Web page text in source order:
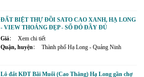
ĐẤT BIỆT THỰ ĐỒI SATO CAO XANH, HẠ LONG
- VIEW THOÁNG ĐẸP - SỔ ĐỎ ĐẦY ĐỦ
Giá
Xem chi tiết
Quận, huyện
Thành phố Hạ Long - Quảng Ninh
Lô đất KĐT Bãi Muối (Cao Thắng) Hạ Long gần chợ